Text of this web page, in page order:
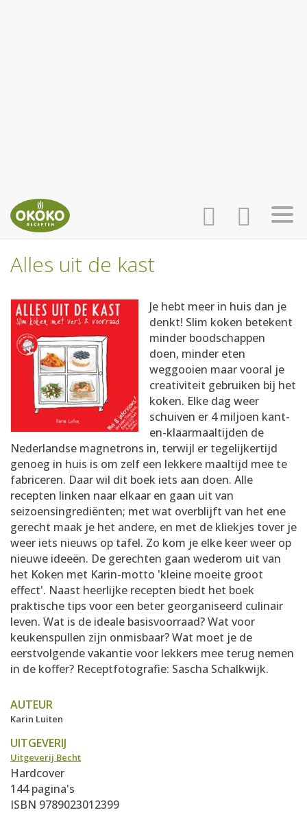
AANMELDEN
HOME
RECEPTEN
WEEKMENU'S
KOOKBOEKEN
Alles uit de kast
Je hebt meer in huis dan je
denkt! Slim koken betekent
minder boodschappen
doen, minder eten
weggooien maar vooral je
creativiteit gebruiken bij het
koken. Elke dag weer
schuiven er 4 miljoen kant-
en-klaarmaaltijden de
Nederlandse magnetrons in, terwijl er tegelijkertijd
genoeg in huis is om zelf een lekkere maaltijd mee te
fabriceren. Daar wil dit boek iets aan doen. Alle
recepten linken naar elkaar en gaan uit van
seizoensingrediënten; met wat overblijft van het ene
gerecht maak je het andere, en met de kliekjes tover je
weer iets nieuws op tafel. Zo kom je elke keer weer op
nieuwe ideeën. De gerechten gaan wederom uit van
het Koken met Karin-motto 'kleine moeite groot
effect'. Naast heerlijke recepten biedt het boek
praktische tips voor een beter georganiseerd culinair
leven. Wat is de ideale basisvoorraad? Wat voor
keukenspullen zijn onmisbaar? Wat moet je de
eerstvolgende vakantie voor lekkers mee terug nemen
in de koffer? Receptfotografie: Sascha Schalkwijk.
AUTEUR
Karin Luiten
UITGEVERIJ
Uitgeverij Becht
Hardcover
144 pagina's
ISBN 9789023012399